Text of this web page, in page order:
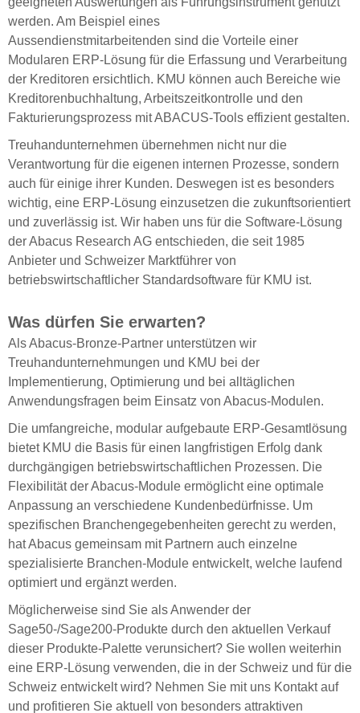
werden. Am Beispiel eines
Aussendienstmitarbeitenden sind die Vorteile einer
Modularen ERP-Lösung für die Erfassung und Verarbeitung
der Kreditoren ersichtlich. KMU können auch Bereiche wie
Kreditorenbuchhaltung, Arbeitszeitkontrolle und den
Fakturierungsprozess mit ABACUS-Tools effizient gestalten.
Treuhandunternehmen übernehmen nicht nur die
Verantwortung für die eigenen internen Prozesse, sondern
auch für einige ihrer Kunden. Deswegen ist es besonders
wichtig, eine ERP-Lösung einzusetzen die zukunftsorientiert
und zuverlässig ist. Wir haben uns für die Software-Lösung
der Abacus Research AG entschieden, die seit 1985
Anbieter und Schweizer Marktführer von
betriebswirtschaftlicher Standardsoftware für KMU ist.
Was dürfen Sie erwarten?
Als Abacus-Bronze-Partner unterstützen wir
Treuhandunternehmungen und KMU bei der
Implementierung, Optimierung und bei alltäglichen
Anwendungsfragen beim Einsatz von Abacus-Modulen.
Die umfangreiche, modular aufgebaute ERP-Gesamtlösung
bietet KMU die Basis für einen langfristigen Erfolg dank
durchgängigen betriebswirtschaftlichen Prozessen. Die
Flexibilität der Abacus-Module ermöglicht eine optimale
Anpassung an verschiedene Kundenbedürfnisse. Um
spezifischen Branchengegebenheiten gerecht zu werden,
hat Abacus gemeinsam mit Partnern auch einzelne
spezialisierte Branchen-Module entwickelt, welche laufend
optimiert und ergänzt werden.
Möglicherweise sind Sie als Anwender der
Sage50-/Sage200-Produkte durch den aktuellen Verkauf
dieser Produkte-Palette verunsichert? Sie wollen weiterhin
eine ERP-Lösung verwenden, die in der Schweiz und für die
Schweiz entwickelt wird? Nehmen Sie mit uns Kontakt auf
und profitieren Sie aktuell von besonders attraktiven